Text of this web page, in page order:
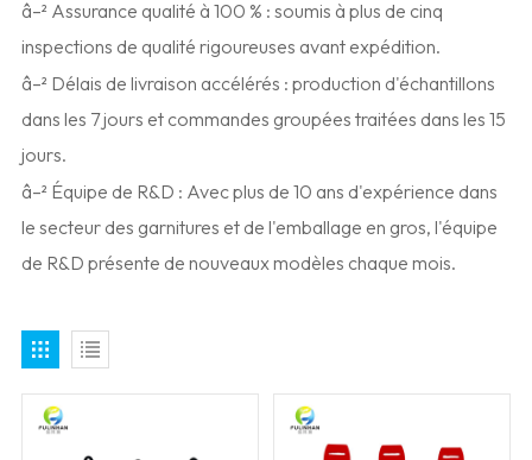
â–² Assurance qualité à 100 % : soumis à plus de cinq
inspections de qualité rigoureuses avant expédition.
â–² Délais de livraison accélérés : production d'échantillons
dans les 7 jours et commandes groupées traitées dans les 15
jours.
â–² Équipe de R&D : Avec plus de 10 ans d'expérience dans
le secteur des garnitures et de l'emballage en gros, l'équipe
de R&D présente de nouveaux modèles chaque mois.